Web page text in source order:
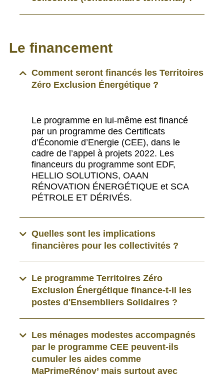
Le financement
Comment seront financés les Territoires
Zéro Exclusion Énergétique ?
Le programme en lui-même est financé
par un programme des Certificats
d’Économie d’Energie (CEE), dans le
cadre de l’appel à projets 2022. Les
financeurs du programme sont EDF,
HELLIO SOLUTIONS, OAAN
RÉNOVATION ÉNERGÉTIQUE et SCA
PÉTROLE ET DÉRIVÉS.
Quelles sont les implications
financières pour les collectivités ?
Le programme Territoires Zéro
Exclusion Énergétique finance-t-il les
postes d'Ensembliers Solidaires ?
Les ménages modestes accompagnés
par le programme CEE peuvent-ils
cumuler les aides comme
MaPrimeRénov’ mais surtout avec